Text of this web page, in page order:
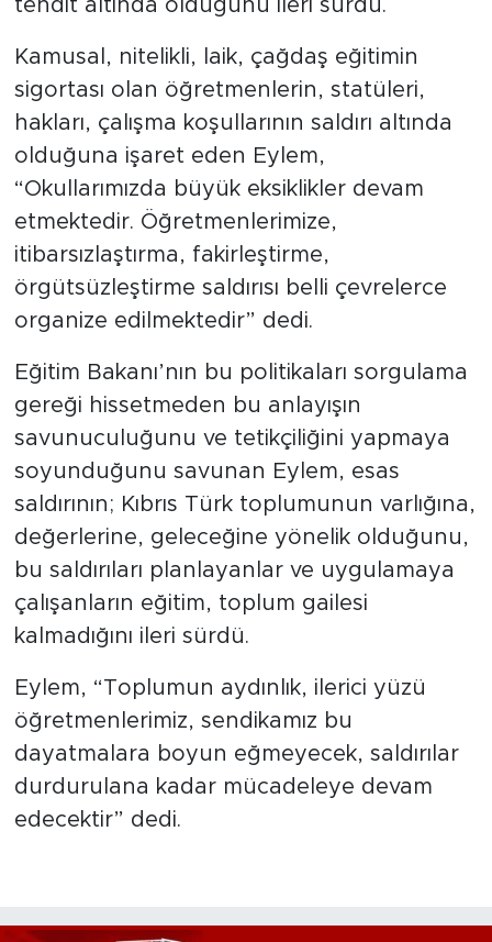
tehdit altında olduğunu ileri sürdü.
Kamusal, nitelikli, laik, çağdaş eğitimin
sigortası olan öğretmenlerin, statüleri,
hakları, çalışma koşullarının saldırı altında
olduğuna işaret eden Eylem,
“Okullarımızda büyük eksiklikler devam
etmektedir. Öğretmenlerimize,
itibarsızlaştırma, fakirleştirme,
örgütsüzleştirme saldırısı belli çevrelerce
organize edilmektedir” dedi.
Eğitim Bakanı’nın bu politikaları sorgulama
gereği hissetmeden bu anlayışın
savunuculuğunu ve tetikçiliğini yapmaya
soyunduğunu savunan Eylem, esas
saldırının; Kıbrıs Türk toplumunun varlığına,
değerlerine, geleceğine yönelik olduğunu,
bu saldırıları planlayanlar ve uygulamaya
çalışanların eğitim, toplum gailesi
kalmadığını ileri sürdü.
Eylem, “Toplumun aydınlık, ilerici yüzü
öğretmenlerimiz, sendikamız bu
dayatmalara boyun eğmeyecek, saldırılar
durdurulana kadar mücadeleye devam
edecektir” dedi.